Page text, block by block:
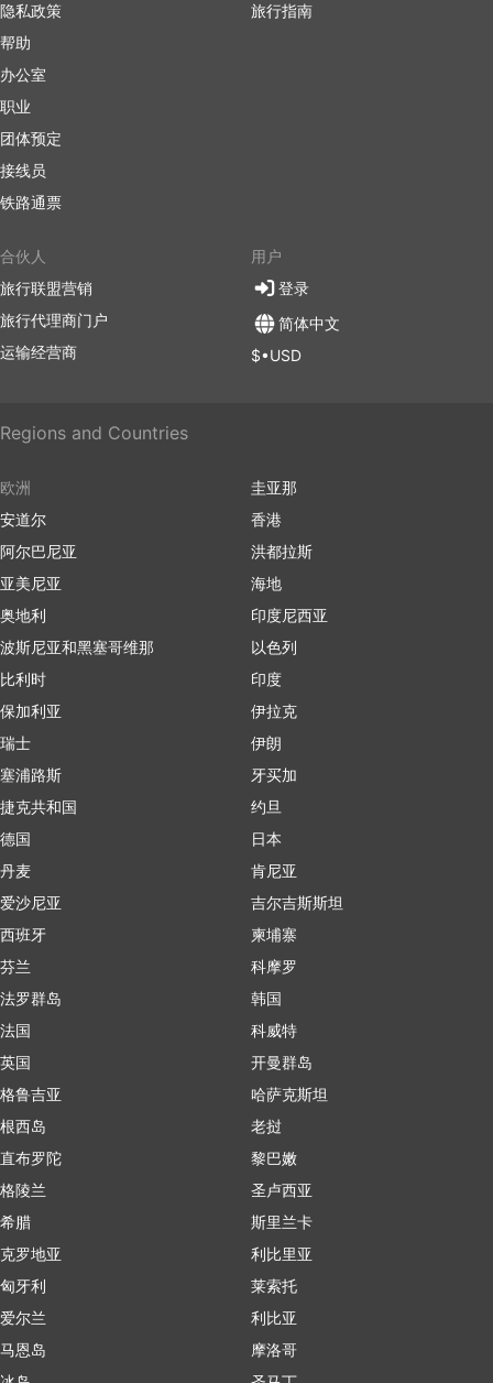
隐私政策
帮助
办公室
职业
团体预定
接线员
铁路通票
旅行指南
合伙人
旅行联盟营销
旅行代理商门户
运输经营商
用户
登录
简体中文
$•USD
Regions and Countries
欧洲
安道尔
阿尔巴尼亚
亚美尼亚
奥地利
波斯尼亚和黑塞哥维那
比利时
保加利亚
瑞士
塞浦路斯
捷克共和国
德国
丹麦
爱沙尼亚
西班牙
芬兰
法罗群岛
法国
英国
格鲁吉亚
根西岛
直布罗陀
格陵兰
希腊
克罗地亚
匈牙利
爱尔兰
马恩岛
圭亚那
香港
洪都拉斯
海地
印度尼西亚
以色列
印度
伊拉克
伊朗
牙买加
约旦
日本
肯尼亚
吉尔吉斯斯坦
柬埔寨
科摩罗
韩国
科威特
开曼群岛
哈萨克斯坦
老挝
黎巴嫩
圣卢西亚
斯里兰卡
利比里亚
莱索托
利比亚
摩洛哥